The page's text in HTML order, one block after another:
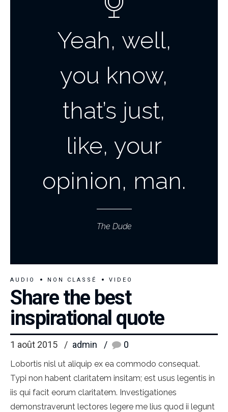
Yeah, well,
you know,
that’s just,
like, your
opinion, man.
The Dude
AUDIO NON CLASSÉ VIDEO
Share the best
inspirational quote
1 août 2015 admin 0
Lobortis nisl ut aliquip ex ea commodo consequat.
Typi non habent claritatem insitam; est usus legentis in
iis qui facit eorum claritatem. Investigationes
demonstraverunt lectores legere me lius quod ii legunt